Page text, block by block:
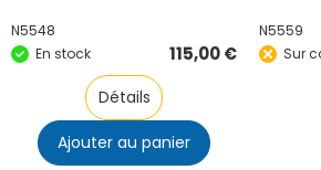
N5548
En stock
115,00€
Détails
Ajouter au panier
N5559
Sur